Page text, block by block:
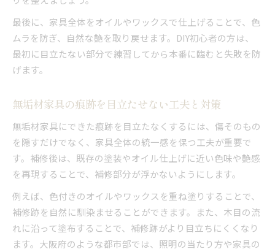
最後に、家具全体をオイルやワックスで仕上げることで、色
ムラを防ぎ、自然な艶を取り戻せます。DIY初心者の方は、
最初に目立たない部分で練習してから本番に臨むと失敗を防
げます。
無垢材家具の痕跡を目立たせない工夫と対策
無垢材家具にできた痕跡を目立たなくするには、傷そのもの
を隠すだけでなく、家具全体の統一感を保つ工夫が重要で
す。補修後は、既存の塗装やオイル仕上げに近い色味や艶感
を再現することで、補修部分が浮かないようにします。
例えば、色付きのオイルやワックスを重ね塗りすることで、
補修跡を自然に馴染ませることができます。また、木目の流
れに沿って塗布することで、補修跡がより目立ちにくくなり
ます。大阪府のような都市部では、照明の当たり方や家具の